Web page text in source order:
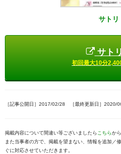
サトリ
サト
初回最大10分
［記事公開日］2017/02/28 ［最終更新日］2020/
掲載内容について間違い等ございましたら こちらか
また当事者の方で、掲載を望まない、情報を追加／
ぐに対応させていただきます。